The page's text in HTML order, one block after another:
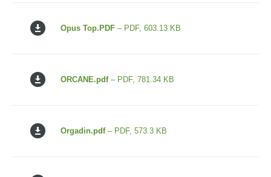
Opus Top.PDF – PDF, 603.13 KB
ORCANE.pdf– PDF, 781.34 KB
Orgadin.pdf– PDF, 573.3 KB